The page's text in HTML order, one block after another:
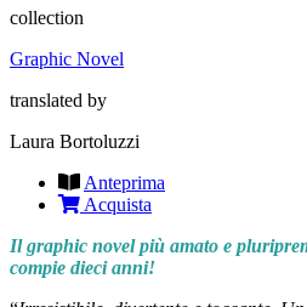
collection
Graphic Novel
translated by
Laura Bortoluzzi
Anteprima
Acquista
Il graphic novel più amato e
compie dieci anni!